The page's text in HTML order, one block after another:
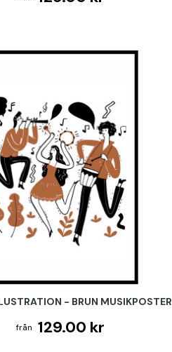
- BRUN MUSIKPOSTER
129.00 kr